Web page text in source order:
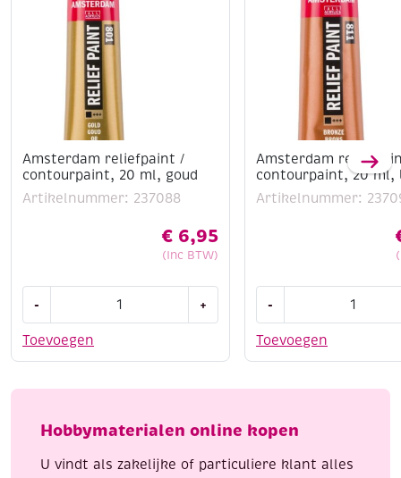
Amsterdam reliefpaint /
contourpaint, 20 ml, goud
Artikelnummer: 237088
€ 6,95
(Inc BTW)
Toevoegen
-
/
ml,
aantal
+
Amsterdam
contourpaint, 20 ml,
Artikelnummer:
Toevoegen
-
/
ml,
aantal
Hobbymaterialen online kopen
U vindt als zakelijke of particuliere klant alles